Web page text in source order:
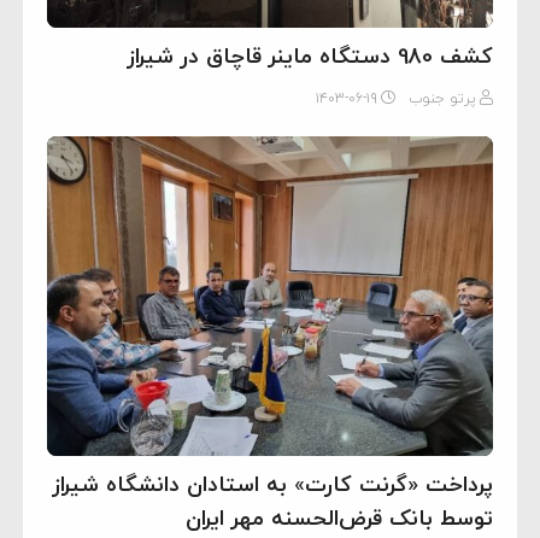
کشف 980 دستگاه ماينر قاچاق در شيراز
پرتو جنوب ۱۴۰۳-۰۶-۱۹
پرداخت «گرنت کارت» به استادان دانشگاه شیراز
توسط بانک قرض‌الحسنه مهر ایران